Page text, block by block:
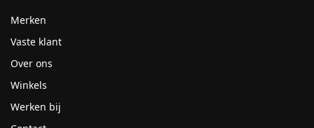
Merken
Vaste klant
Over ons
Winkels
Werken bij